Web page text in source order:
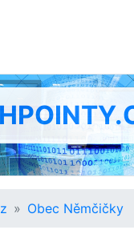
Obec Němčičky